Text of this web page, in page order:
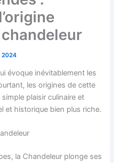
2024
évoque inévitablement les
les origines de cette
plaisir culinaire et
et historique bien plus riche.
la Chandeleur plonge ses